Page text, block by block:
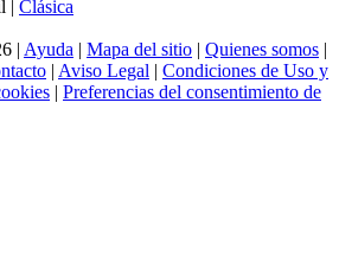
| Clásica
| Ayuda | Mapa del sitio | Quienes somos |
| Aviso Legal | Condiciones de Uso y
| Preferencias del consentimiento de